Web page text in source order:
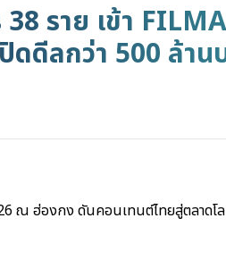
ราย เข้า
ดีลกว่า 500 ล้าน
ณ ฮ่องกง ดันคอนเทนต์ไทยสู่ตลาดโล